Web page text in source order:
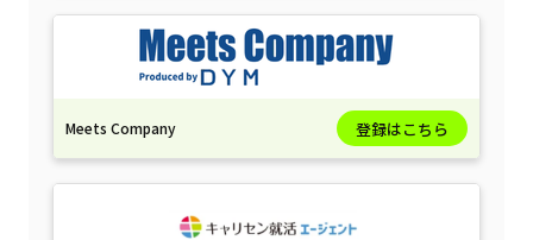
Meets Company 登録はこちら